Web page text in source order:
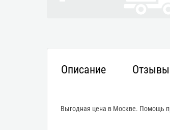
Описание Отзывы
Выгодная цена в Москве. Помощь